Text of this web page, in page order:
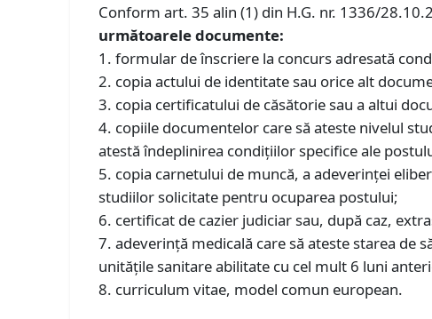
Conform art. 35 alin (1) din H.G. nr. 1336/
următoarele documente:
1. formular de înscriere la concurs adresată
2. copia actului de identitate sau orice alt
3. copia certificatului de căsătorie sau a altui
4. copiile documentelor care să ateste nivelul
atestă îndeplinirea condiţiilor specifice ale
5. copia carnetului de muncă, a adeverinţei
studiilor solicitate pentru ocuparea postului;
6. certificat de cazier judiciar sau, după caz,
7. adeverinţă medicală care să ateste starea de
unităţile sanitare abilitate cu cel mult 6 luni
8. curriculum vitae, model comun european.